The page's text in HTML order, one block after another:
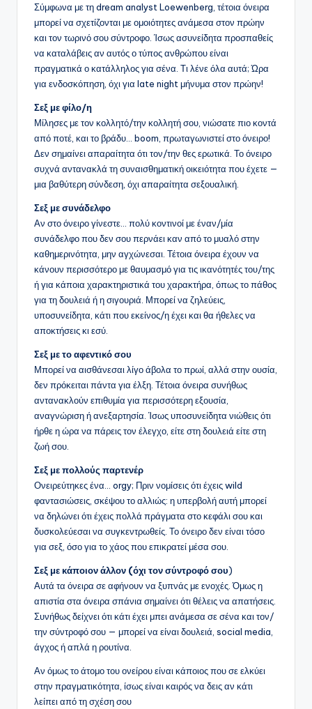
Σύμφωνα με τη dream analyst Loewenberg, τέτοια όνειρα
μπορεί να σχετίζονται με ομοιότητες ανάμεσα στον πρώην
και τον τωρινό σου σύντροφο. Ίσως ασυνείδητα προσπαθείς
να καταλάβεις αν αυτός ο τύπος ανθρώπου είναι
πραγματικά ο κατάλληλος για σένα. Τι λένε όλα αυτά; Ώρα
για ενδοσκόπηση, όχι για late night μήνυμα στον πρώην!
Σεξ με φίλο/η
Μίλησες με τον κολλητό/την κολλητή σου, νιώσατε πιο κοντά
από ποτέ, και το βράδυ… boom, πρωταγωνιστεί στο όνειρο!
Δεν σημαίνει απαραίτητα ότι τον/την θες ερωτικά. Το όνειρο
συχνά αντανακλά τη συναισθηματική οικειότητα που έχετε —
μια βαθύτερη σύνδεση, όχι απαραίτητα σεξουαλική.
Σεξ με συνάδελφο
Αν στο όνειρο γίνεστε… πολύ κοντινοί με έναν/μία
συνάδελφο που δεν σου περνάει καν από το μυαλό στην
καθημερινότητα, μην αγχώνεσαι. Τέτοια όνειρα έχουν να
κάνουν περισσότερο με θαυμασμό για τις ικανότητές του/της
ή για κάποια χαρακτηριστικά του χαρακτήρα, όπως το πάθος
για τη δουλειά ή η σιγουριά. Μπορεί να ζηλεύεις,
υποσυνείδητα, κάτι που εκείνος/η έχει και θα ήθελες να
αποκτήσεις κι εσύ.
Σεξ με το αφεντικό σου
Μπορεί να αισθάνεσαι λίγο άβολα το πρωί, αλλά στην ουσία,
δεν πρόκειται πάντα για έλξη. Τέτοια όνειρα συνήθως
αντανακλούν επιθυμία για περισσότερη εξουσία,
αναγνώριση ή ανεξαρτησία. Ίσως υποσυνείδητα νιώθεις ότι
ήρθε η ώρα να πάρεις τον έλεγχο, είτε στη δουλειά είτε στη
ζωή σου.
Σεξ με πολλούς παρτενέρ
Ονειρεύτηκες ένα… orgy; Πριν νομίσεις ότι έχεις wild
φαντασιώσεις, σκέψου το αλλιώς: η υπερβολή αυτή μπορεί
να δηλώνει ότι έχεις πολλά πράγματα στο κεφάλι σου και
δυσκολεύεσαι να συγκεντρωθείς. Το όνειρο δεν είναι τόσο
για σεξ, όσο για το χάος που επικρατεί μέσα σου.
Σεξ με κάποιον άλλον (όχι τον σύντροφό σου)
Αυτά τα όνειρα σε αφήνουν να ξυπνάς με ενοχές. Όμως η
απιστία στα όνειρα σπάνια σημαίνει ότι θέλεις να απατήσεις.
Συνήθως δείχνει ότι κάτι έχει μπει ανάμεσα σε σένα και τον/
την σύντροφό σου — μπορεί να είναι δουλειά, social media,
άγχος ή απλά η ρουτίνα.
Αν όμως το άτομο του ονείρου είναι κάποιος που σε ελκύει
στην πραγματικότητα, ίσως είναι καιρός να δεις αν κάτι
λείπει από τη σχέση σου